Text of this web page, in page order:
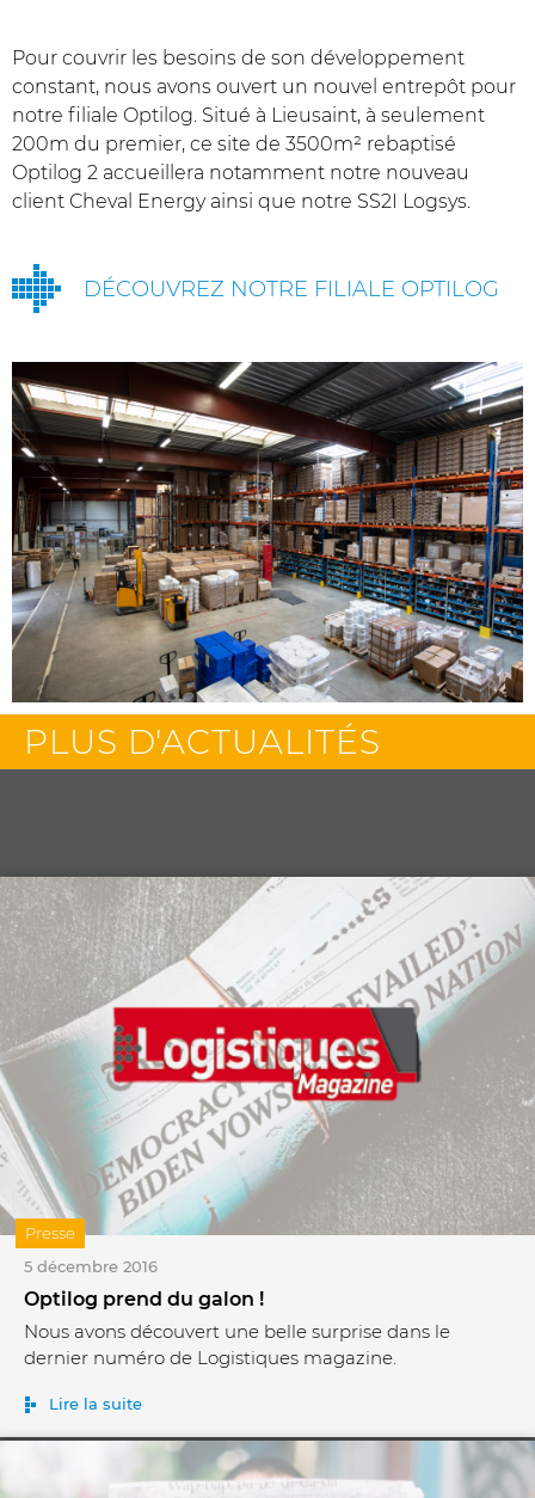
Pour couvrir les besoins de son développement
constant, nous avons ouvert un nouvel entrepôt pour
notre filiale Optilog. Situé à Lieusaint, à seulement
200m du premier, ce site de 3500m² rebaptisé
Optilog 2 accueillera notamment notre nouveau
client Cheval Energy ainsi que notre SS2I Logsys.
DÉCOUVREZ NOTRE FILIALE OPTILOG
PLUS D'ACTUALITÉS
5 décembre 2016
Optilog prend du galon !
Nous avons découvert une belle surprise dans le
dernier numéro de Logistiques magazine.
Lire la suite
Presse